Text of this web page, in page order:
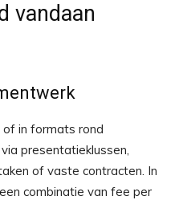
vandaan
in formats rond
presentatieklussen,
of vaste contracten. In
combinatie van fee per